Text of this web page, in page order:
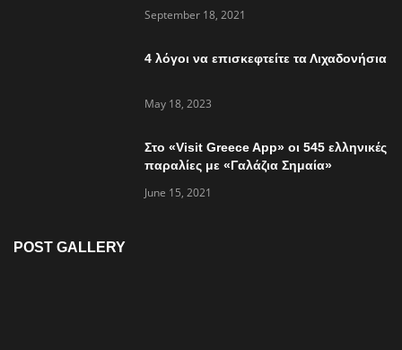
September 18, 2021
4 λόγοι να επισκεφτείτε τα Λιχαδονήσια
May 18, 2023
Στο «Visit Greece App» οι 545 ελληνικές
παραλίες με «Γαλάζια Σημαία»
June 15, 2021
POST GALLERY